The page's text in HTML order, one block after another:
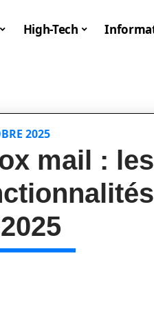
High-Tech
2025
mail :